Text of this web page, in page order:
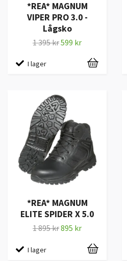
*REA* MAGNUM
VIPER PRO 3.0 -
Lågsko
1 395 kr599 kr
I lager
*REA* MAGNUM
ELITE SPIDER X 5.0
1 895 kr895 kr
I lager